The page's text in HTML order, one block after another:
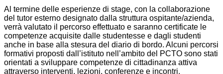
Al termine delle esperienze di stage, con la collaborazione
del tutor esterno designato dalla struttura ospitante/azienda,
verrà valutato il percorso effettuato e saranno certificate le
competenze acquisite dalle studentesse e dagli studenti
anche in base alla stesura del diario di bordo. Alcuni percorsi
formativi proposti dall’istituto nell’ambito del PCTO sono stati
orientati a sviluppare competenze di cittadinanza attiva
attraverso interventi, lezioni, conferenze e incontri.